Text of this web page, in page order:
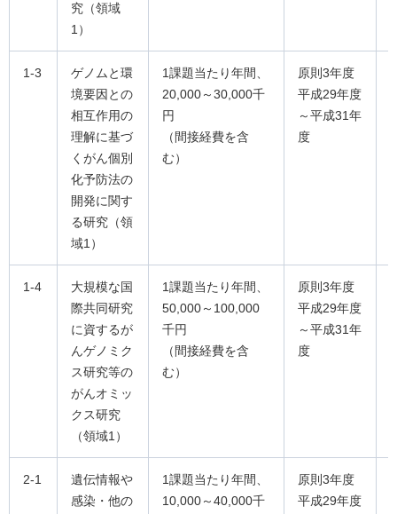
究（領域
1）
1-3
ゲノムと環
境要因との
相互作用の
理解に基づ
くがん個別
化予防法の
開発に関す
る研究（領
域1）
1課題当たり年間、
20,000～30,000千
円
（間接経費を含
む）
原則3年度
平成29年度
～平成31年
度
1-4
大規模な国
際共同研究
に資するが
んゲノミク
ス研究等の
がんオミッ
クス研究
（領域1）
1課題当たり年間、
50,000～100,000
千円
（間接経費を含
む）
原則3年度
平成29年度
～平成31年
度
2-1
遺伝情報や
感染・他の
1課題当たり年間、
10,000～40,000千
原則3年度
平成29年度